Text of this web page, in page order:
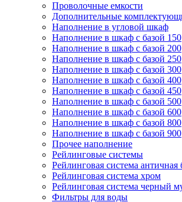
Проволочные емкости
Дополнительные
Наполнение в угловой шкаф
Наполнение в шкаф с базой 150
Наполнение в шкаф с базой 200
Наполнение в шкаф с базой 250
Наполнение в шкаф с базой 300
Наполнение в шкаф с базой 400
Наполнение в шкаф с базой 450
Наполнение в шкаф с базой 500
Наполнение в шкаф с базой 600
Наполнение в шкаф с базой 800
Наполнение в шкаф с базой 900
Прочее наполнение
Рейлинговые системы
Рейлинговая система античная
Рейлинговая система хром
Рейлинговая система черный
Фильтры для воды